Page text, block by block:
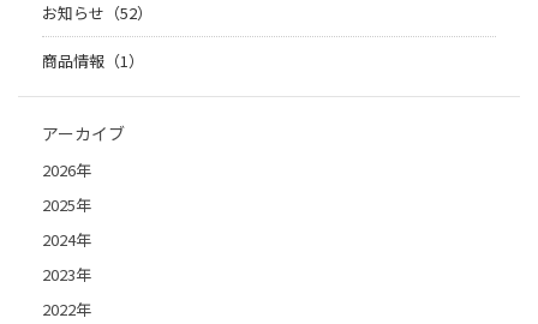
お知らせ（52）
商品情報（1）
アーカイブ
2026年
2025年
2024年
2023年
2022年